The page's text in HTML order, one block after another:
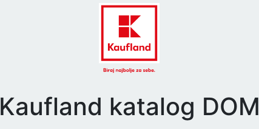
Kaufland katalog DOM